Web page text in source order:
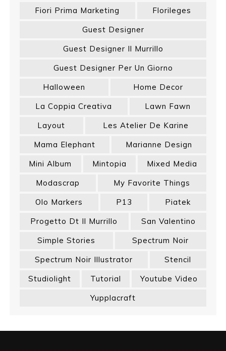
Fiori Prima Marketing
Florileges
Guest Designer
Guest Designer Il Murrillo
Guest Designer Per Un Giorno
Halloween
Home Decor
La Coppia Creativa
Lawn Fawn
Layout
Les Atelier De Karine
Mama Elephant
Marianne Design
Mini Album
Mintopia
Mixed Media
Modascrap
My Favorite Things
Olo Markers
P13
Piatek
Progetto Dt Il Murrillo
San Valentino
Simple Stories
Spectrum Noir
Spectrum Noir Illustrator
Stencil
Studiolight
Tutorial
Youtube Video
Yupplacraft